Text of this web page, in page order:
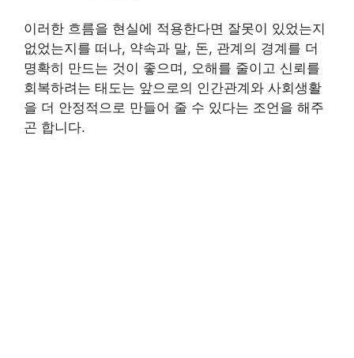
이러한 흐름을 현실에 적용한다면 잘못이 있었는지
없었는지를 떠나, 약속과 말, 돈, 관계의 경계를 더
명확히 만드는 것이 좋으며, 오해를 줄이고 신뢰를
회복하려는 태도는 앞으로의 인간관계와 사회생활
을 더 안정적으로 만들어 줄 수 있다는 조언을 해주
곤 합니다.